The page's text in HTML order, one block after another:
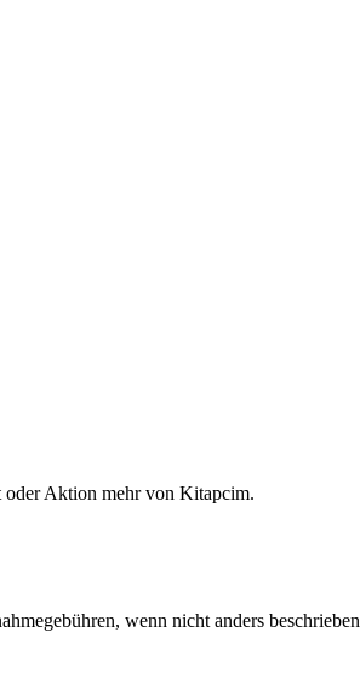
oder Aktion mehr von Kitapcim.
wenn nicht anders beschrieben